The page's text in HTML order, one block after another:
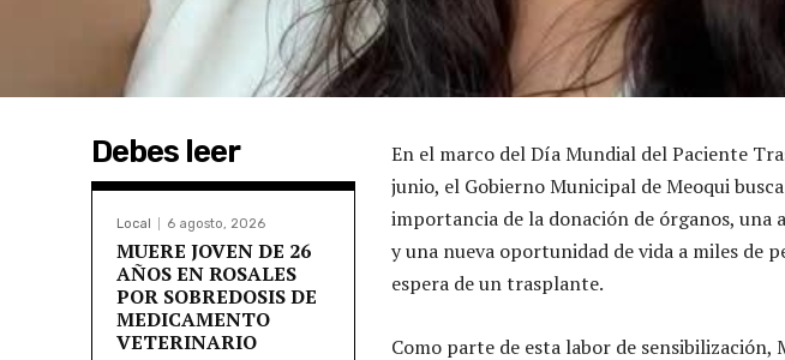
Debes leer
Local 6 agosto, 2026
MUERE JOVEN DE 26
AÑOS EN ROSALES
POR SOBREDOSIS DE
MEDICAMENTO
VETERINARIO
En el marco del Día Mundial del Paciente
junio, el Gobierno Municipal de Meoqui
importancia de la donación de órganos, una
y una nueva oportunidad de vida a miles de
espera de un trasplante.
Como parte de esta labor de sensibilización,